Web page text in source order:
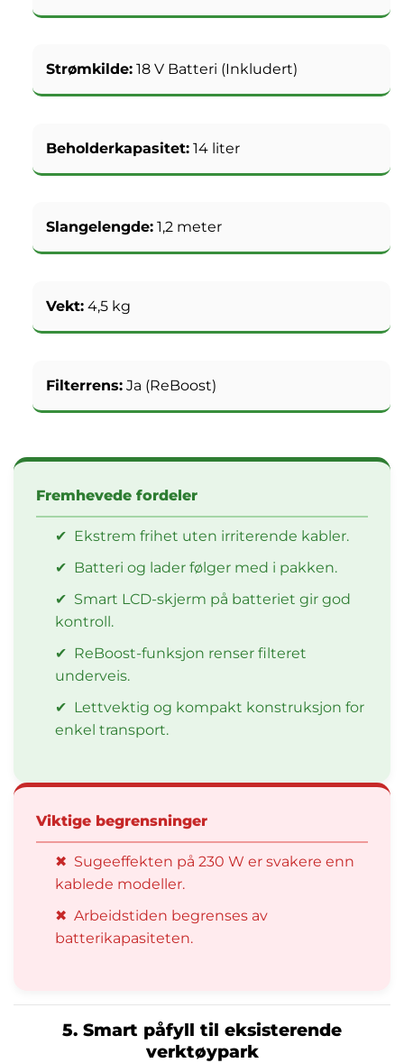
Strømkilde:18 V Batteri (Inkludert)
Beholderkapasitet:14 liter
Slangelengde:1,2 meter
Vekt:4,5 kg
Filterrens:Ja (ReBoost)
Fremhevede fordeler
✔ Ekstrem frihet uten irriterende kabler.
✔ Batteri og lader følger med i pakken.
✔ Smart LCD-skjerm på batteriet gir god
kontroll.
✔ ReBoost-funksjon renser filteret
underveis.
✔ Lettvektig og kompakt konstruksjon for
enkel transport.
Viktige begrensninger
✖ Sugeeffekten på 230 W er svakere enn
kablede modeller.
✖ Arbeidstiden begrenses av
batterikapasiteten.
5. Smart påfyll til eksisterende
verktøypark